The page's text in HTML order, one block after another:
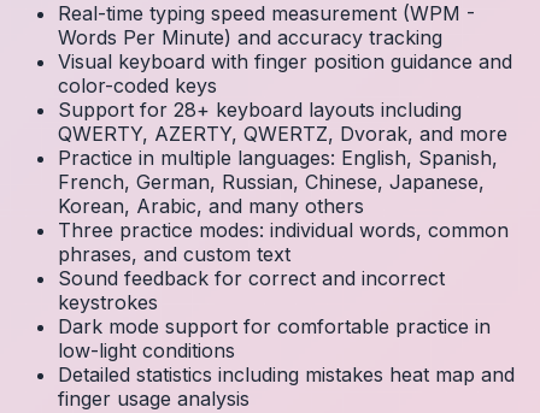
Real-time typing speed measurement (WPM -
Words Per Minute) and accuracy tracking
Visual keyboard with finger position guidance and
color-coded keys
Support for 28+ keyboard layouts including
QWERTY, AZERTY, QWERTZ, Dvorak, and more
Practice in multiple languages: English, Spanish,
French, German, Russian, Chinese, Japanese,
Korean, Arabic, and many others
Three practice modes: individual words, common
phrases, and custom text
Sound feedback for correct and incorrect
keystrokes
Dark mode support for comfortable practice in
low-light conditions
Detailed statistics including mistakes heat map and
finger usage analysis